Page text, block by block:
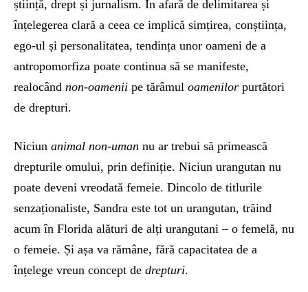
știință, drept și jurnalism. În afară de delimitarea și
înțelegerea clară a ceea ce implică simțirea, conștiința,
ego-ul și personalitatea, tendința unor oameni de a
antropomorfiza poate continua să se manifeste,
realocând non-oamenii pe tărâmul oamenilor purtători
de drepturi.
Niciun animal non-uman nu ar trebui să primească
drepturile omului, prin definiție. Niciun urangutan nu
poate deveni vreodată femeie. Dincolo de titlurile
senzaționaliste, Sandra este tot un urangutan, trăind
acum în Florida alături de alți urangutani – o femelă, nu
o femeie. Și așa va rămâne, fără capacitatea de a
înțelege vreun concept de drepturi.